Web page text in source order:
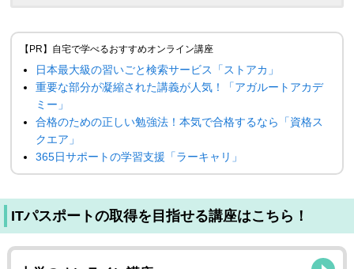
【PR】自宅で学べるおすすめオンライン講座
日本最大級の習いごと検索サービス「ストアカ」
重要な部分が凝縮された講義が人気！「アガルートアカデ
ミー」
合格のための正しい勉強法！本気で合格するなら「資格ス
クエア」
365日サポートの学習支援「ラーキャリ」
ITパスポートの取得を目指せる講座はこちら！